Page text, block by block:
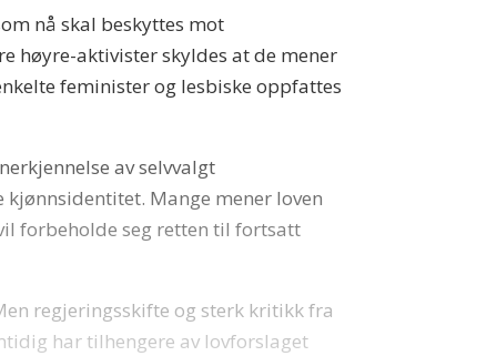
nå skal beskyttes mot
høyre-aktivister skyldes at de mener
feminister og lesbiske oppfattes
av selvvalgt
Mange mener loven
forbeholde seg retten til fortsatt
regjeringsskifte og sterk kritikk fra
har tilhengere av lovforslaget